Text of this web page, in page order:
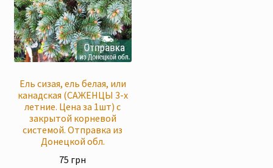
Eль сизая, ель белая, или
канадская (САЖЕНЦЫ 3-х
летние. Цена за 1шт) с
закрытой корневой
системой. Отправка из
Донецкой обл.
75 грн